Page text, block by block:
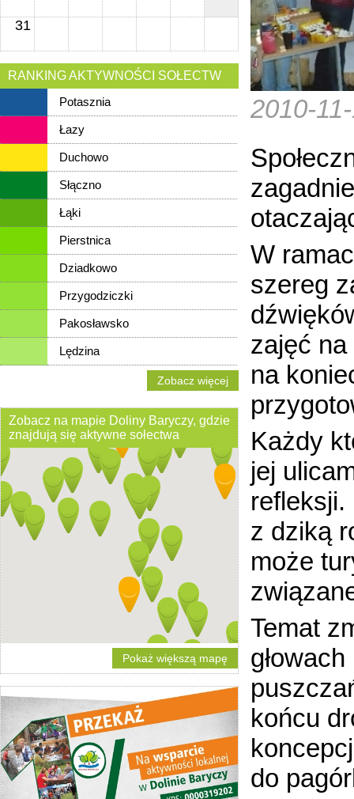
31
RANKING AKTYWNOŚCI SOŁECTW
Potasznia
Łazy
Duchowo
Słączno
Łąki
Pierstnica
Dziadkowo
Przygodziczki
Pakosławsko
Lędzina
Zobacz więcej
Zobacz na mapie Doliny Baryczy, gdzie
znajdują się aktywne sołectwa
Pokaż większą mapę
2010-
W
szereg
zajęć
na
Każdy
jej
refleksji.
z dziką
może
Temat
końcu
do